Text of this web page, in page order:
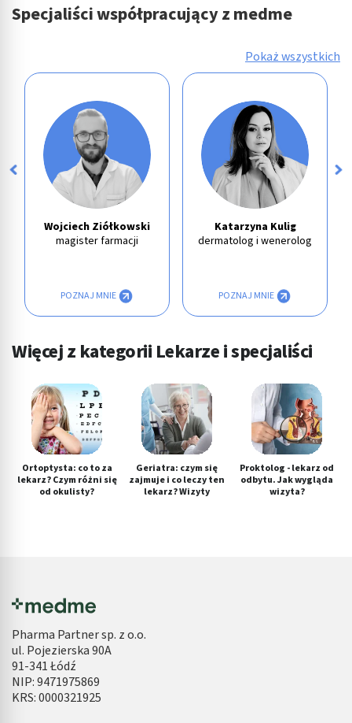
Specjaliści współpracujący z medme
Pokaż wszystkich
Wojciech Ziółkowski
magister farmacji
POZNAJ MNIE
Katarzyna Kulig
dermatolog i wenerolog
POZNAJ MNIE
Więcej z kategorii Lekarze i specjaliści
Ortoptysta: co to za
lekarz? Czym różni się
od okulisty?
Geriatra: czym się
zajmuje i co leczy ten
lekarz? Wizyty
Proktolog - lekarz od
odbytu. Jak wygląda
wizyta?
Pharma Partner sp. z o.o.
ul. Pojezierska 90A
91-341 Łódź
NIP: 9471975869
KRS: 0000321925